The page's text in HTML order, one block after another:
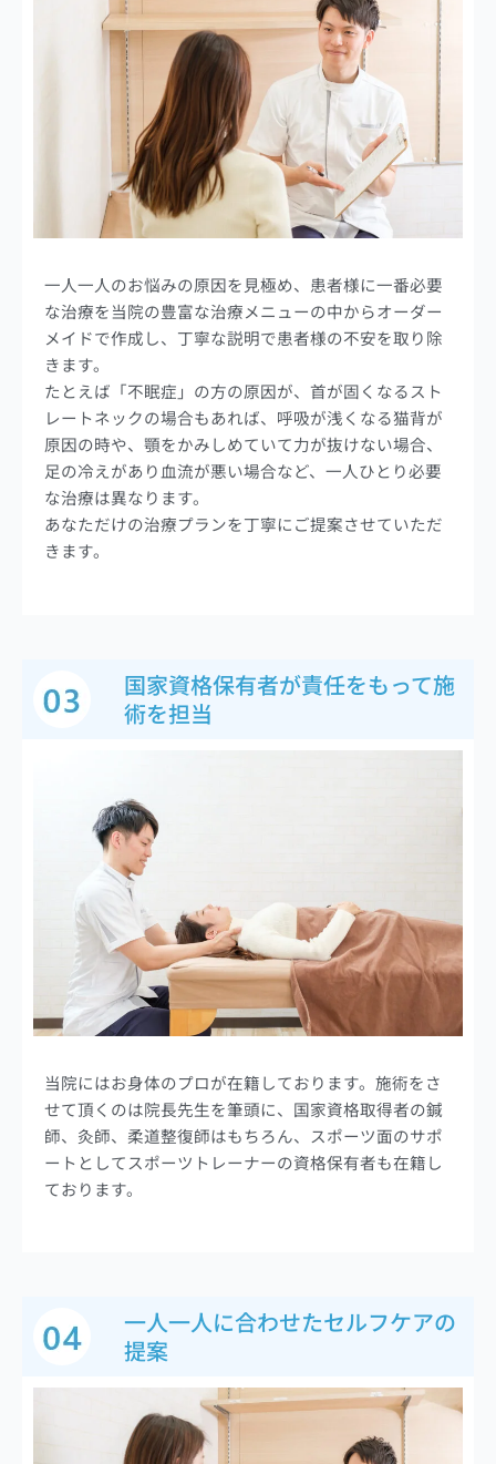
一人一人のお悩みの原因を見極め、患者様に一番必要
な治療を当院の豊富な治療メニューの中からオーダー
メイドで作成し、丁寧な説明で患者様の不安を取り除
きます。
たとえば「不眠症」の方の原因が、首が固くなるスト
レートネックの場合もあれば、呼吸が浅くなる猫背が
原因の時や、顎をかみしめていて力が抜けない場合、
足の冷えがあり血流が悪い場合など、一人ひとり必要
な治療は異なります。
あなただけの治療プランを丁寧にご提案させていただ
きます。
国家資格保有者が責任をもって施
術を担当
当院にはお身体のプロが在籍しております。施術をさ
せて頂くのは院長先生を筆頭に、国家資格取得者の鍼
師、灸師、柔道整復師はもちろん、スポーツ面のサポ
ートとしてスポーツトレーナーの資格保有者も在籍し
ております。
一人一人に合わせたセルフケアの
提案